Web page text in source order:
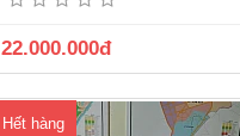
22.000.000đ
Hết hàng
bản/phút Chức năng: Photo màu
bản sao tự động. Bộ nạp và đảo